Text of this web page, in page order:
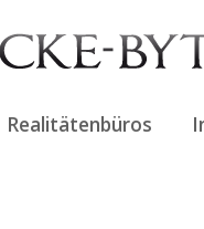
Realitätenbüros